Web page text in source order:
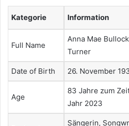
Kategorie Information
Full Name
Anna Mae
Turner
Date of Birth 26. November
Age
83 Jahre zum
Jahr 2023
Sängerin,